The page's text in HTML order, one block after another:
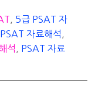
5급 PSAT 자
자료해석
석
PSAT 자료